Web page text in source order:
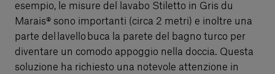
esempio, le misure del lavabo Stiletto in Gris du
Marais® sono importanti (circa 2 metri) e inoltre una
parte del lavello buca la parete del bagno turco per
diventare un comodo appoggio nella doccia. Questa
soluzione ha richiesto una notevole attenzione in